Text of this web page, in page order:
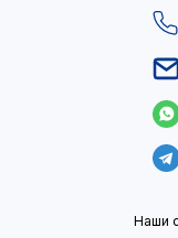
Наши